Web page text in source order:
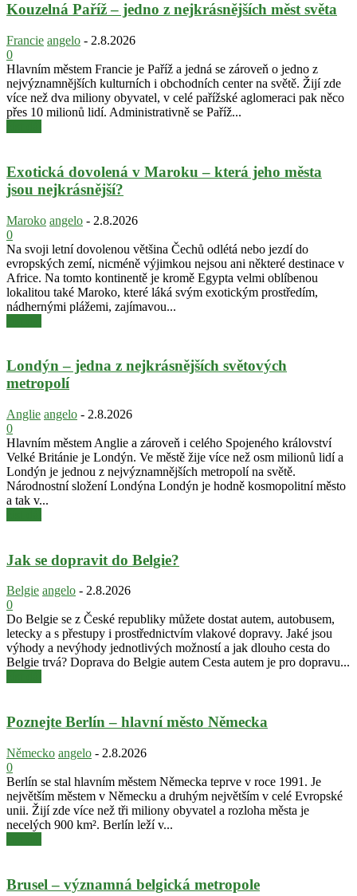
Kouzelná Paříž – jedno z nejkrásnějších měst světa
Francie angelo - 2.8.2026
0
Hlavním městem Francie je Paříž a jedná se zároveň o jedno z
nejvýznamnějších kulturních i obchodních center na světě. Žijí zde
více než dva miliony obyvatel, v celé pařížské aglomeraci pak něco
přes 10 milionů lidí. Administrativně se Paříž...
Exotická dovolená v Maroku – která jeho města
jsou nejkrásnější?
Maroko angelo - 2.8.2026
0
Na svoji letní dovolenou většina Čechů odlétá nebo jezdí do
evropských zemí, nicméně výjimkou nejsou ani některé destinace v
Africe. Na tomto kontinentě je kromě Egypta velmi oblíbenou
lokalitou také Maroko, které láká svým exotickým prostředím,
nádhernými plážemi, zajímavou...
Londýn – jedna z nejkrásnějších světových
metropolí
Anglie angelo - 2.8.2026
0
Hlavním městem Anglie a zároveň i celého Spojeného království
Velké Británie je Londýn. Ve městě žije více než osm milionů lidí a
Londýn je jednou z nejvýznamnějších metropolí na světě.
Národnostní složení Londýna Londýn je hodně kosmopolitní město
a tak v...
Jak se dopravit do Belgie?
Belgie angelo - 2.8.2026
0
Do Belgie se z České republiky můžete dostat autem, autobusem,
letecky a s přestupy i prostřednictvím vlakové dopravy. Jaké jsou
výhody a nevýhody jednotlivých možností a jak dlouho cesta do
Belgie trvá? Doprava do Belgie autem Cesta autem je pro dopravu...
Poznejte Berlín – hlavní město Německa
Německo angelo - 2.8.2026
0
Berlín se stal hlavním městem Německa teprve v roce 1991. Je
největším městem v Německu a druhým největším v celé Evropské
unii. Žijí zde více než tři miliony obyvatel a rozloha města je
necelých 900 km². Berlín leží v...
Brusel – významná belgická metropole